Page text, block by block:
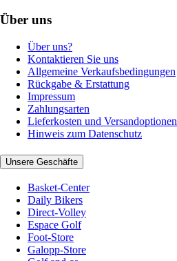
Über uns
Über uns?
Kontaktieren Sie uns
Allgemeine Verkaufsbedingungen
Rückgabe & Erstattung
Impressum
Zahlungsarten
Lieferkosten und Versandoptionen
Hinweis zum Datenschutz
Unsere Geschäfte
Basket-Center
Daily Bikers
Direct-Volley
Espace Golf
Foot-Store
Galopp-Store